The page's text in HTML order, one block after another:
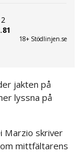
2
18+ Stödlinjen.se
jakten på
lyssna på
Marzio skriver
mittfältarens